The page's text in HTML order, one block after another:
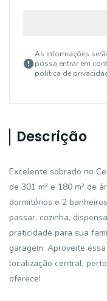
As informações
possa entrar em
política de
Descrição
Excelente sobrado no
de 301 m² e 180 m² de
dormitórios e 2
passar, cozinha,
praticidade para sua
garagem. Aproveite
localização central,
oferece!